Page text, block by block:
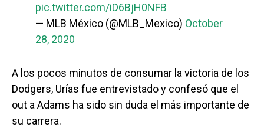
pic.twitter.com/iD6BjH0NFB
— MLB México (@MLB_Mexico) October
28, 2020
A los pocos minutos de consumar la victoria de los
Dodgers, Urías fue entrevistado y confesó que el
out a Adams ha sido sin duda el más importante de
su carrera.